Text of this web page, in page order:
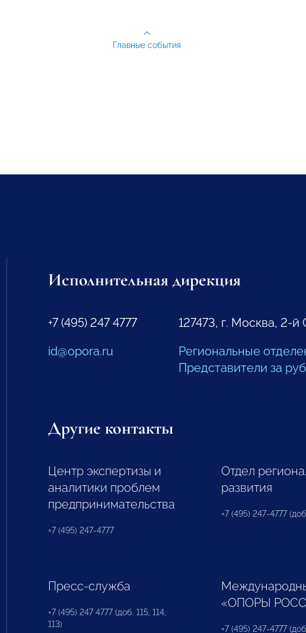
Главные события
Исполнительная дирекция
+7 (495) 247 4777
id@opora.ru
127473, г. Москва, 2-
Региональные
Представители за
Другие контакты
Центр экспертизы и
аналитики проблем
предпринимательства
+7 (495) 247-4777
Отдел
развития
+7 (495) 247-4777
Пресс-служба
+7 (495) 247 4777 (доб. 115, 114,
113)
«ОПОРЫ
+7 (495) 247-4777